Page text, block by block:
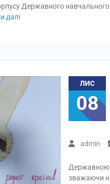
Державного навчального
далі
ЛИС
08
admin
Державною
зважаючи